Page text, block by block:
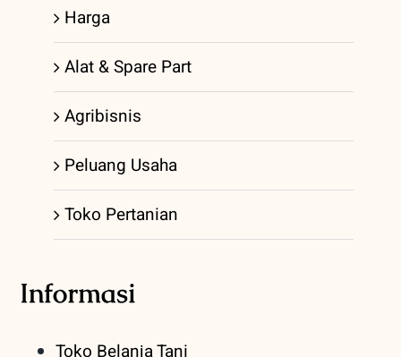
Harga
Alat & Spare Part
Agribisnis
Peluang Usaha
Toko Pertanian
Informasi
Toko Belanja Tani